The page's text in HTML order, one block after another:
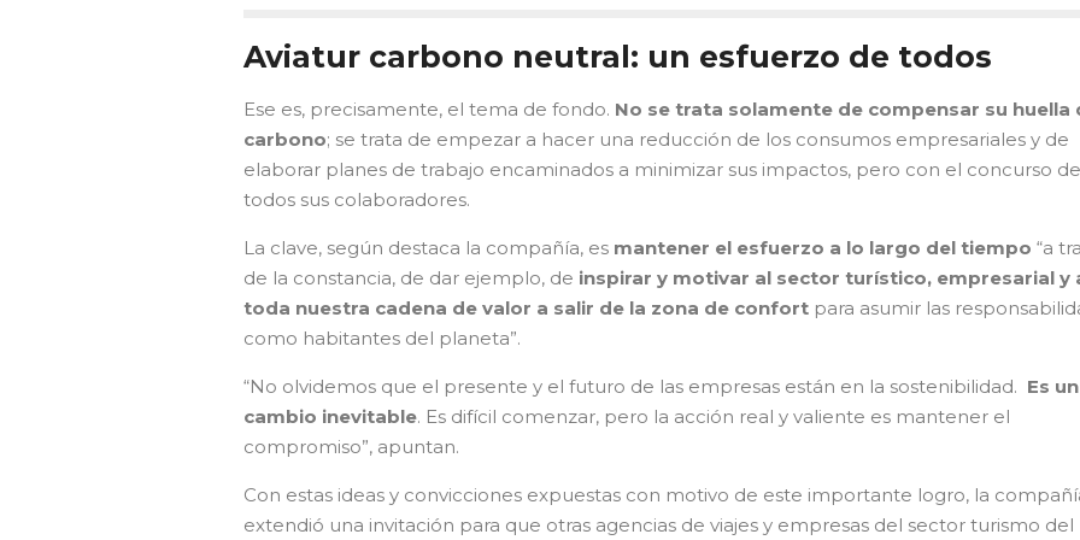
Aviatur carbono neutral: un esfuerzo de todos
Ese es, precisamente, el tema de fondo. No se trata solamente de compensar su huella
carbono; se trata de empezar a hacer una reducción de los consumos empresariales y de
elaborar planes de trabajo encaminados a minimizar sus impactos, pero con el concurso de
todos sus colaboradores.
La clave, según destaca la compañía, es mantener el esfuerzo a lo largo del tiempo “a
de la constancia, de dar ejemplo, de inspirar y motivar al sector turístico, empresarial y
toda nuestra cadena de valor a salir de la zona de confort para asumir las
como habitantes del planeta”.
“No olvidemos que el presente y el futuro de las empresas están en la sostenibilidad. Es un
cambio inevitable. Es difícil comenzar, pero la acción real y valiente es mantener el
compromiso”, apuntan.
Con estas ideas y convicciones expuestas con motivo de este importante logro, la
extendió una invitación para que otras agencias de viajes y empresas del sector turismo del